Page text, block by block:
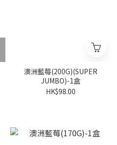
澳洲藍莓(200G)(SUPER
JUMBO)-1盒
HK$98.00